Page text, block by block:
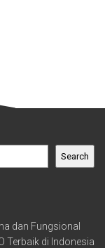
Search
dan Fungsional
Terbaik di Indonesia